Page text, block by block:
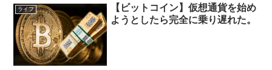
ライフ
【ビットコイン】仮想通貨を始め
ようとしたら完全に乗り遅れた。